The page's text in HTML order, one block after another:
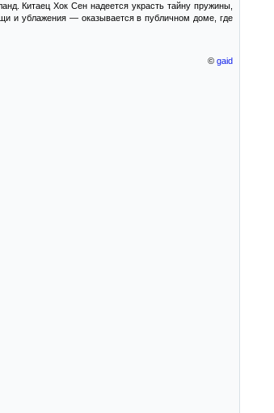
Китаец Хок Сен надеется украсть тайну пружины,
и ублажения — оказывается в публичном доме, где
© gaid